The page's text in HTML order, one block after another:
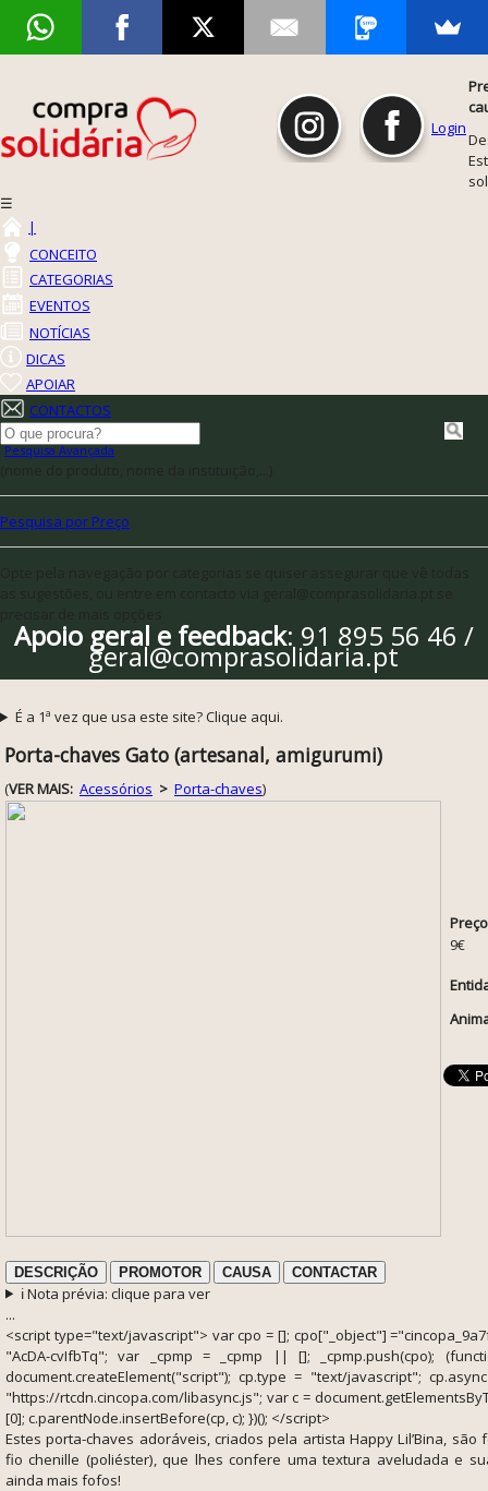
Login
☰
|
CONCEITO
CATEGORIAS
EVENTOS
NOTÍCIAS
DICAS
APOIAR
CONTACTOS
Pesquisa Avançada
Pesquisa por Preço
Apoio geral e feedback: 91 895 56 46 /
geral@comprasolidaria.pt
É a 1ª vez que usa este site? Clique aqui.
Porta-chaves Gato (artesanal, amigurumi)
(VER MAIS: Acessórios > Porta-chaves)
9€
DESCRIÇÃO PROMOTOR CAUSA CONTACTAR
ℹ️ Nota prévia: clique para ver
...
<script type="text/javascript"> var cpo = []; cpo["_object"]
"AcDA-cvIfbTq"; var _cpmp = _cpmp || []; _cpmp.push(cpo);
document.createElement("script"); cp.type = "text/javascript";
"https://rtcdn.cincopa.com/libasync.js"; var c =
[0]; c.parentNode.insertBefore(cp, c); })(); </script>
Estes porta-chaves adoráveis, criados pela artista Happy Lil’Bina, são
fio chenille (poliéster), que lhes confere uma textura aveludada e
ainda mais fofos!